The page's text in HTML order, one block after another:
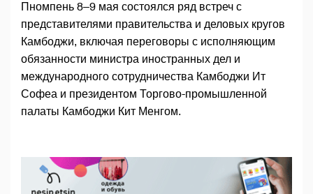
Пномпень 8–9 мая состоялся ряд встреч с
представителями правительства и деловых кругов
Камбоджи, включая переговоры с исполняющим
обязанности министра иностранных дел и
международного сотрудничества Камбоджи Ит
Софеа и президентом Торгово-промышленной
палаты Камбоджи Кит Менгом.